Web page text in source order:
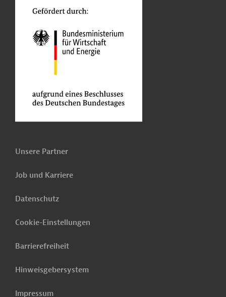
Unsere Partner
Job und Karriere
Datenschutz
Cookie-Einstellungen
Barrierefreiheit
Hinweisgebersystem
Impressum